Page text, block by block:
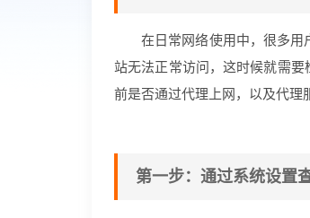
在日常网络使用中，很多用
站无法正常访问，这时候就需
前是否通过代理上网，以及代理
第一步：通过系统设置